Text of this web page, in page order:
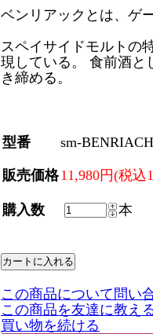
ベンリアックとは、ゲ
スペイサイドモルトの
現している。 食前酒と
き締める。
型番 sm-
販売価格11,980円(税込
購入数 本
この商品について問い
この商品を友達に教え
買い物を続ける